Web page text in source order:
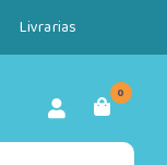
Livrarias
0